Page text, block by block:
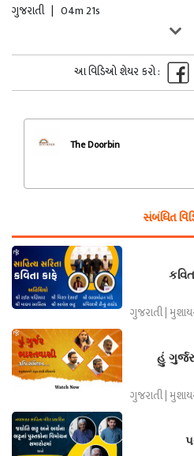
ગુજરાતી | 04m 21s
આ વિડિઓ શેયર કરો :
The Doorbin
સંબંધિત
ગુજરાતી |
હું
ગુજરાતી |